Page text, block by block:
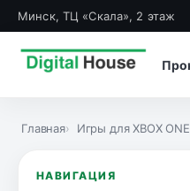
Минск, ТЦ «Скала», 2 этаж
Главная Игры для XBOX ONE
НАВИГАЦИЯ